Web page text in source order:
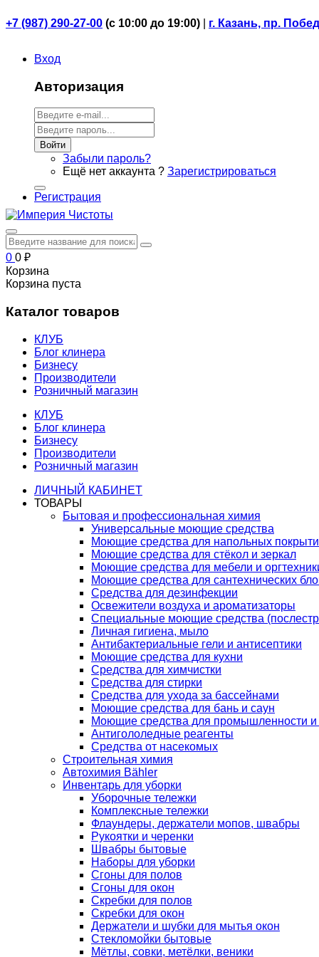
+7 (987) 290-27-00 (с 10:00 до 19:00) г. Казань, пр.
Вход
Авторизация
Войти
Забыли пароль?
Ещё нет аккаунта ? Зарегистрироваться
Регистрация
0 0 ₽
Корзина
Корзина пуста
Каталог товаров
КЛУБ
Блог клинера
Бизнесу
Производители
Розничный магазин
КЛУБ
Блог клинера
Бизнесу
Производители
Розничный магазин
ЛИЧНЫЙ КАБИНЕТ
ТОВАРЫ
Бытовая и профессиональная химия
Универсальные моющие средства
Моющие средства для напольных
Моющие средства для стёкол и зеркал
Моющие средства для мебели и
Моющие средства для сантехнических
Средства для дезинфекции
Освежители воздуха и ароматизаторы
Специальные моющие средства
Личная гигиена, мыло
Антибактериальные гели и антисептики
Моющие средства для кухни
Средства для химчистки
Средства для стирки
Средства для ухода за бассейнами
Моющие средства для бань и саун
Моющие средства для промышленности и
Антигололедные реагенты
Средства от насекомых
Строительная химия
Автохимия Bähler
Инвентарь для уборки
Уборочные тележки
Комплексные тележки
Флаундеры, держатели мопов, швабры
Рукоятки и черенки
Швабры бытовые
Наборы для уборки
Сгоны для полов
Сгоны для окон
Скребки для полов
Скребки для окон
Держатели и шубки для мытья окон
Стекломойки бытовые
Мётлы, совки, метёлки, веники